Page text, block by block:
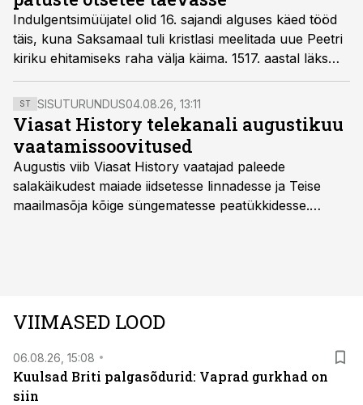
Indulgentsimüüjatel olid 16. sajandi alguses käed tööd
täis, kuna Saksamaal tuli kristlasi meelitada uue Peetri
kiriku ehitamiseks raha välja käima. 1517. aastal läks
jumala andestusega kauplemine aga ühe mehe arvates
üle piiri.
ST SISUTURUNDUS04.08.26, 13:11
Viasat History telekanali augustikuu
vaatamissoovitused
Augustis viib Viasat History vaatajad paleede
salakäikudest maiade iidsetesse linnadesse ja Teise
maailmasõja kõige süngematesse peatükkidesse.
viasathistory.eu/ee
VIIMASED LOOD
06.08.26, 15:08
Kuulsad Briti palgasõdurid: Vaprad gurkhad on
siin